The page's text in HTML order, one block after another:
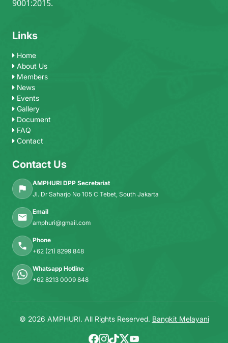
9001:2015.
Links
Home
About Us
Members
News
Events
Gallery
Document
FAQ
Contact
Contact Us
AMPHURI DPP Secretariat
Jl. Dr Saharjo No 105 C Tebet, South Jakarta
Email
amphuri@gmail.com
Phone
+62 (21) 8299 848
Whatsapp Hotline
+62 8213 0009 848
© 2026 AMPHURI. All Rights Reserved. Bangkit Melayani